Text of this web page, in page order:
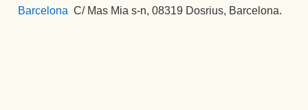
Barcelona :C/ Mas Mia s-n, 08319 Dosrius, Barcelona.